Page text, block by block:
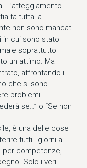
L’atteggiamento
fa tutta la
non sono mancati
in cui sono stato
soprattutto
un attimo. Ma
affrontando i
che si sono
problemi
se…” o “Se non
è una delle cose
tutti i giorni ai
per competenze,
Solo i veri